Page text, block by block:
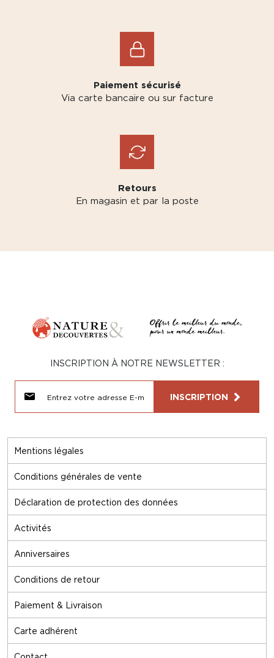
Paiement sécurisé
Via carte bancaire ou sur facture
Retours
En magasin et par la poste
Mentions légales
Conditions générales de vente
Déclaration de protection des données
Activités
Anniversaires
Conditions de retour
Paiement & Livraison
Carte adhérent
INSCRIPTION À NOTRE NEWSLETTER :
INSCRIPTION